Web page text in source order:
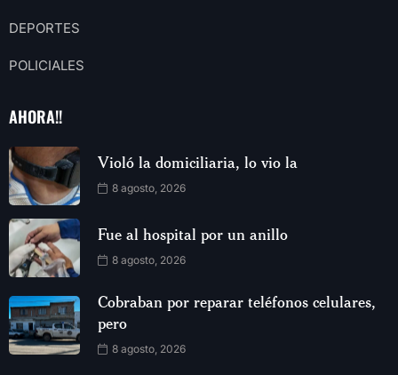
DEPORTES
POLICIALES
AHORA!!
Violó la domiciliaria, lo vio la
8 agosto, 2026
Fue al hospital por un anillo
8 agosto, 2026
Cobraban por reparar teléfonos celulares,
pero
8 agosto, 2026